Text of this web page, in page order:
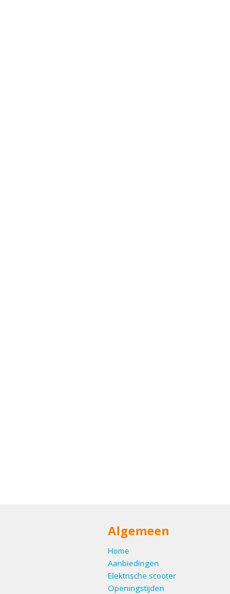
Algemeen
Home
Aanbiedingen
Elektrische scooter
Openingstijden